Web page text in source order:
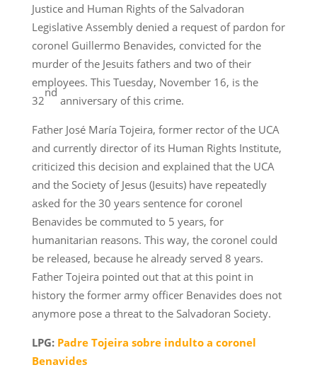
Justice and Human Rights of the Salvadoran
Legislative Assembly denied a request of pardon for
coronel Guillermo Benavides, convicted for the
murder of the Jesuits fathers and two of their
employees. This Tuesday, November 16, is the
32
nd
anniversary of this crime.
Father José María Tojeira, former rector of the UCA
and currently director of its Human Rights Institute,
criticized this decision and explained that the UCA
and the Society of Jesus (Jesuits) have repeatedly
asked for the 30 years sentence for coronel
Benavides be commuted to 5 years, for
humanitarian reasons. This way, the coronel could
be released, because he already served 8 years.
Father Tojeira pointed out that at this point in
history the former army officer Benavides does not
anymore pose a threat to the Salvadoran Society.
LPG: Padre Tojeira sobre indulto a coronel
Benavides